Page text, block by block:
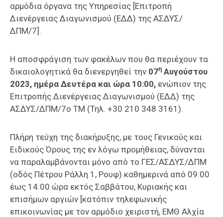
αρμόδια όργανα της Υπηρεσίας [Επιτροπή
Διενέργειας Διαγωνισμού (ΕΔΔ) της ΑΣΔΥΣ/
ΔΠΜ/7].
Η αποσφράγιση των φακέλων που θα περιέχουν τα
δικαιολογητικά θα διενεργηθεί την 07η Αυγούστου
2023, ημέρα Δευτέρα και ώρα 10:00, ενώπιον της
Επιτροπής Διενέργειας Διαγωνισμού (ΕΔΔ) της
ΑΣΔΥΣ/ΔΠΜ/7ο ΤΜ (Τηλ. +30 210 348 3161).
Πλήρη τεύχη της διακήρυξης, με τους Γενικούς και
Ειδικούς Όρους της εν λόγω προμήθειας, δύνανται
να παραλαμβάνονται μόνο από το ΓΕΣ/ΑΣΔΥΣ/ΔΠΜ
(οδός Πέτρου Ράλλη 1, Ρουφ) καθημερινά από 09:00
έως 14:00 ώρα εκτός Σαββάτου, Κυριακής και
επισήμων αργιών [κατόπιν τηλεφωνικής
επικοινωνίας με τον αρμόδιο χειριστή, ΕΜΘ Αλχία